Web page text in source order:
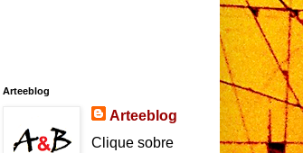
Arteeblog
Arteeblog
Clique sobre